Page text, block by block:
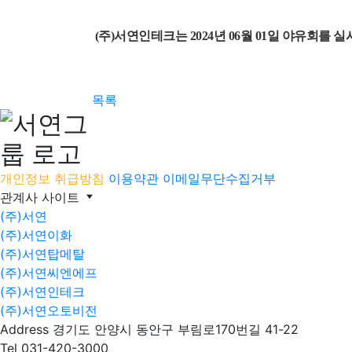
(주)서연인테크는 2024년 06월 01일 야유회를 실
목록
개인정보 취급방침 이용약관 이메일무단수집거부
관계사 사이트
(주)서연
(주)서연이화
(주)서연탑메탈
(주)서연씨엔에프
(주)서연인테크
(주)서연오토비전
Address 경기도 안양시 동안구 부림로170번길 41-22
Tel 031-420-3000